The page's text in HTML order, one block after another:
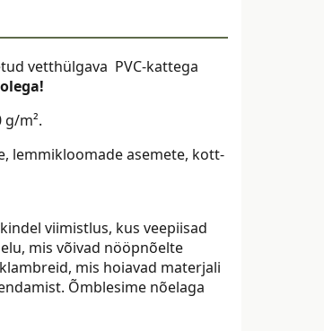
vetthülgava PVC-kattega
m².
lemmikloomade asemete, kott-
viimistlus, kus veepiisad
mis võivad nööpnõelte
mis hoiavad materjali
Õmblesime nõelaga